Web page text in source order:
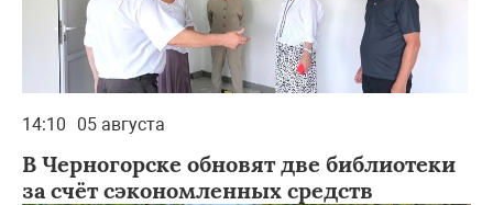
14:10 05 августа
В Черногорске обновят две библиотеки
за счёт сэкономленных средств